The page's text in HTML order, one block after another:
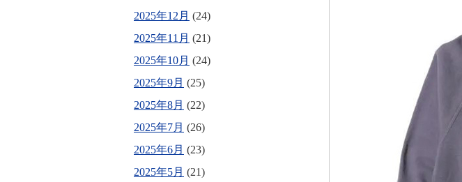
2025年12月 (24)
2025年11月 (21)
2025年10月 (24)
2025年9月 (25)
2025年8月 (22)
2025年7月 (26)
2025年6月 (23)
2025年5月 (21)